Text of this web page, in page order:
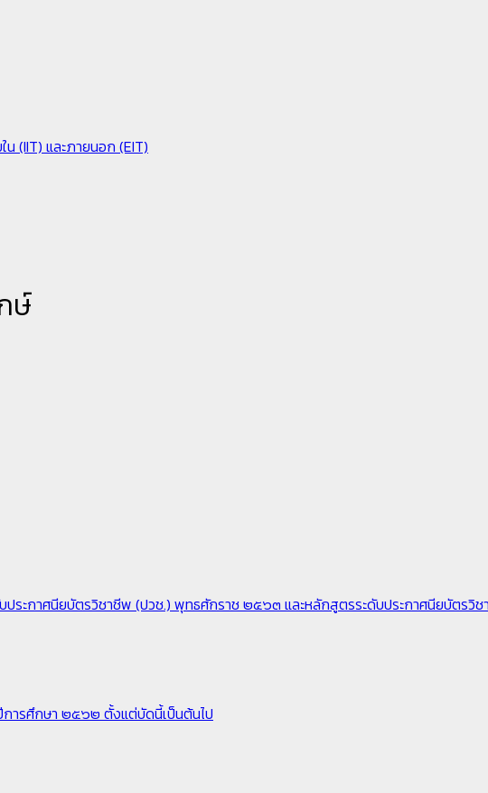
(IIT) และภายนอก (EIT)
ษ์
ระกาศนียบัตรวิชาชีพ (ปวช.) พุทธศักราช ๒๕๖๓ และหลักสูตรระดับประกาศนียบัตร
ารศึกษา ๒๕๖๒ ตั้งแต่บัดนี้เป็นต้นไป